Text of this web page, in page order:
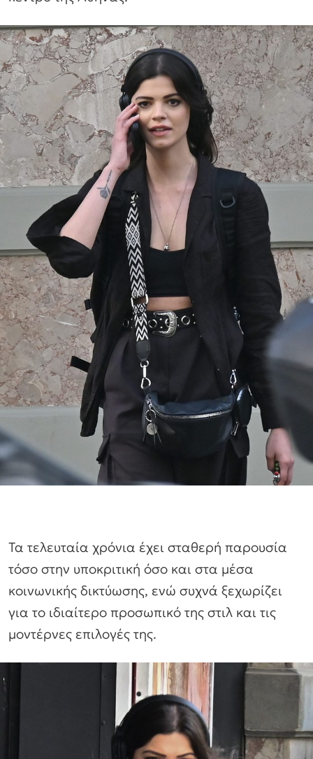
Τα τελευταία χρόνια έχει σταθερή παρουσία
τόσο στην υποκριτική όσο και στα μέσα
κοινωνικής δικτύωσης, ενώ συχνά ξεχωρίζει
για το ιδιαίτερο προσωπικό της στιλ και τις
μοντέρνες επιλογές της.